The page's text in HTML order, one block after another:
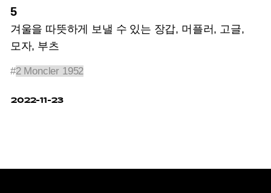
5
겨울을 따뜻하게 보낼 수 있는 장갑, 머플러, 고글,
모자, 부츠
#2 Moncler 1952
2022-11-23